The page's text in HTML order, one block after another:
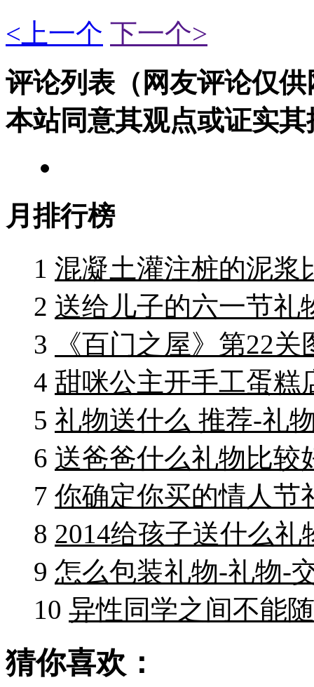
<上一个 下一个>
评论列表（网友评论仅
本站同意其观点或证实其
月排行榜
1 混凝土灌注桩的泥浆
2 送给儿子的六一节礼
3
《百门之屋》第22
4 甜咪公主开手工蛋糕
5 礼物送什么 推荐-礼
6 送爸爸什么礼物比较
7 你确定你买的情人节
8 2014给孩子送什么
9 怎么包装礼物-礼物-
10 异性同学之间不能
猜你喜欢：